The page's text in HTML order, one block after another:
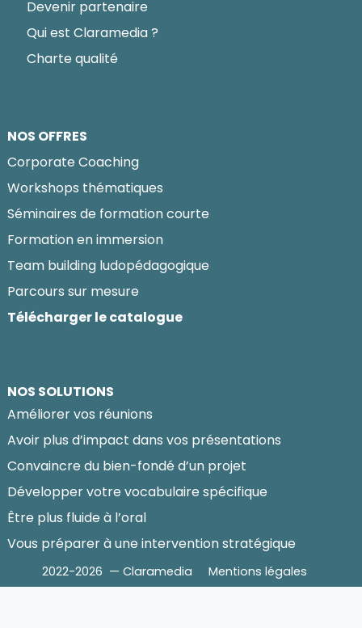
Devenir partenaire
Qui est Claramedia ?
Charte qualité
NOS OFFRES
Corporate Coaching
Workshops thématiques
Séminaires de formation courte
Formation en immersion
Team building ludopédagogique
Parcours sur mesure
Télécharger le catalogue
NOS SOLUTIONS
Améliorer vos réunions
Avoir plus d’impact dans vos présentations
Convaincre du bien-fondé d’un projet
Développer votre vocabulaire spécifique
Être plus fluide à l’oral
Vous préparer à une intervention stratégique
2022-2026 — Claramedia Mentions légales